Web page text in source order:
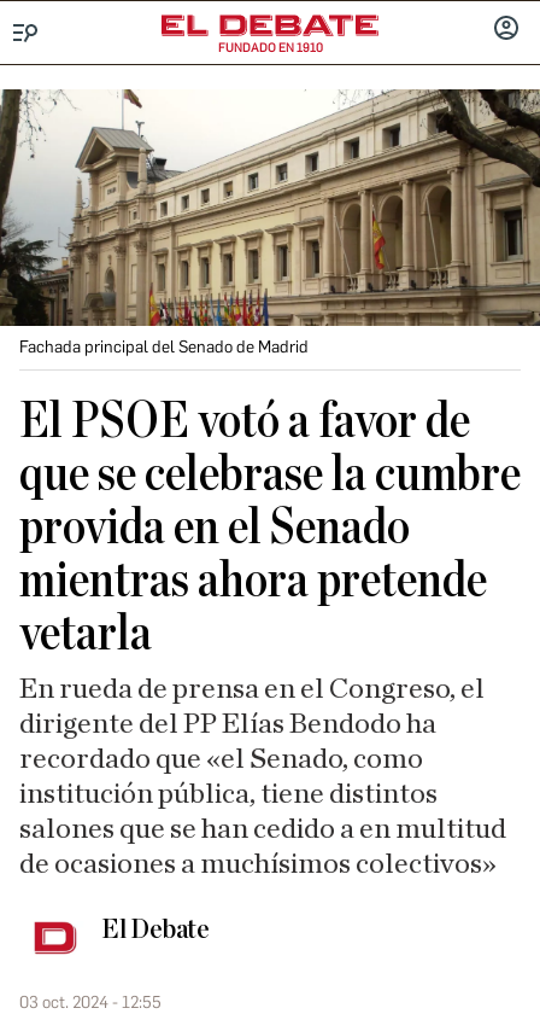
FUNDADO EN 1910
Fachada principal del Senado de Madrid
El PSOE votó a favor de
que se celebrase la cumbre
provida en el Senado
mientras ahora pretende
vetarla
En rueda de prensa en el Congreso, el
dirigente del PP Elías Bendodo ha
recordado que «el Senado, como
institución pública, tiene distintos
salones que se han cedido a en multitud
de ocasiones a muchísimos colectivos»
El Debate
03 oct. 2024 - 12:55